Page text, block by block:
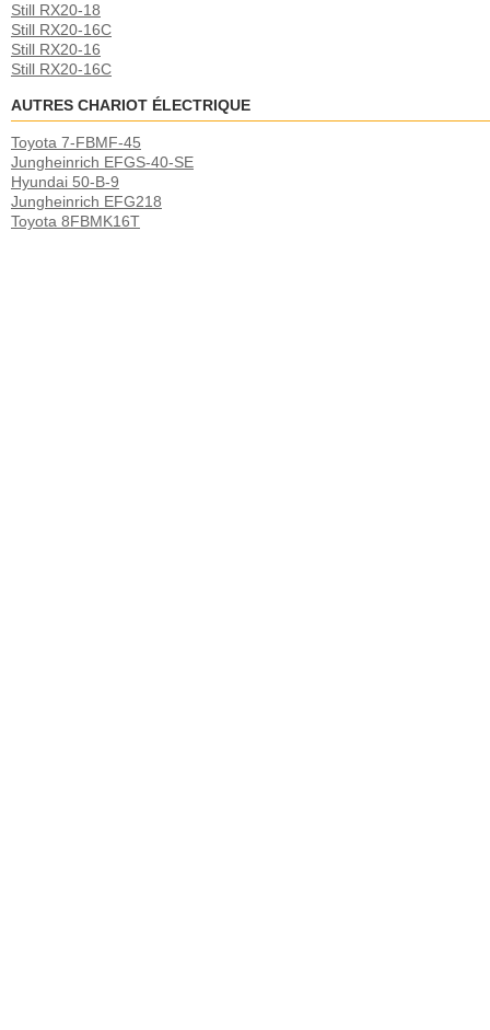
Still RX20-18
Still RX20-16C
Still RX20-16
Still RX20-16C
AUTRES CHARIOT ÉLECTRIQUE
Toyota 7-FBMF-45
Jungheinrich EFGS-40-SE
Hyundai 50-B-9
Jungheinrich EFG218
Toyota 8FBMK16T